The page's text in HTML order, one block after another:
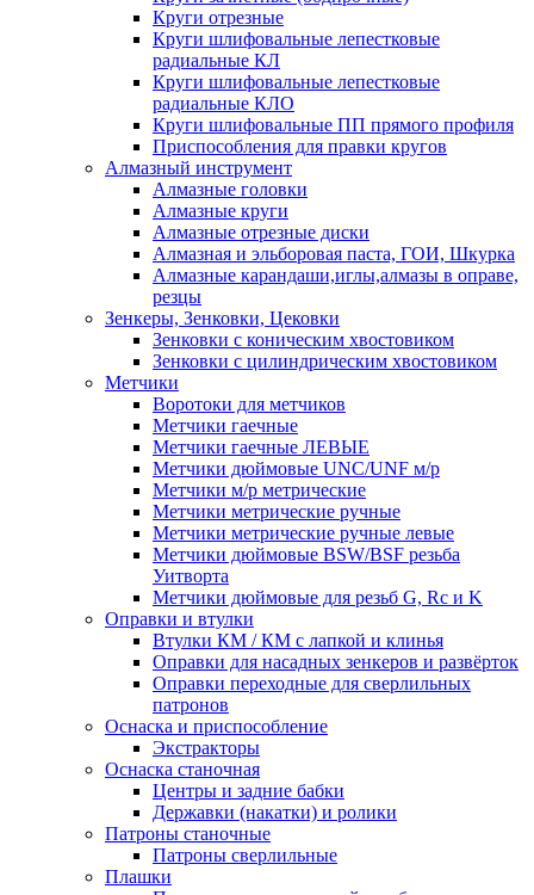
Круги отрезные
Круги шлифовальные лепестковые
радиальные КЛ
Круги шлифовальные лепестковые
радиальные КЛО
Круги шлифовальные ПП прямого профиля
Приспособления для правки кругов
Алмазный инструмент
Алмазные головки
Алмазные круги
Алмазные отрезные диски
Алмазная и эльборовая паста, ГОИ, Шкурка
Алмазные карандаши,иглы,алмазы в оправе,
резцы
Зенкеры, Зенковки, Цековки
Зенковки с коническим хвостовиком
Зенковки с цилиндрическим хвостовиком
Метчики
Воротоки для метчиков
Метчики гаечные
Метчики гаечные ЛЕВЫЕ
Метчики дюймовые UNC/UNF м/р
Метчики м/р метрические
Метчики метрические ручные
Метчики метрические ручные левые
Метчики дюймовые BSW/BSF резьба
Уитворта
Метчики дюймовые для резьб G, Rc и K
Оправки и втулки
Втулки КМ / КМ с лапкой и клинья
Оправки для насадных зенкеров и развёрток
Оправки переходные для сверлильных
патронов
Оснаска и приспособление
Экстракторы
Оснаска станочная
Центры и задние бабки
Державки (накатки) и ролики
Патроны станочные
Патроны сверлильные
Плашки